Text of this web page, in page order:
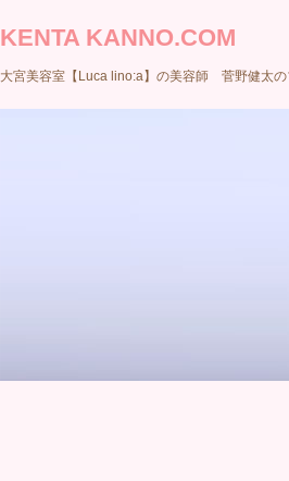
KENTA KANNO.COM
大宮美容室【Luca lino:a】の美容師 菅野健太の